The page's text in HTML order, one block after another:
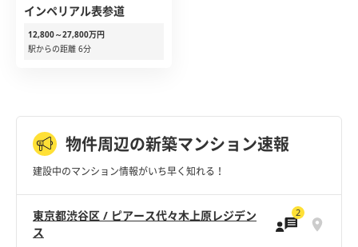
インペリアル表参道
12,800～27,800万円
駅からの距離 6分
物件周辺の新築マンション速報
建設中のマンション情報がいち早く知れる！
東京都渋谷区 / ピアース代々木上原レジデン
ス
2